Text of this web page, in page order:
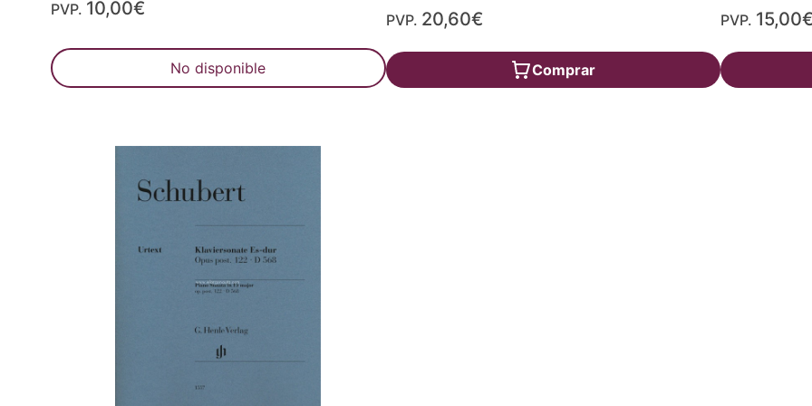
PVP. 10,00€
No disponible
PVP. 20,60€
Comprar
PVP. 15,00€